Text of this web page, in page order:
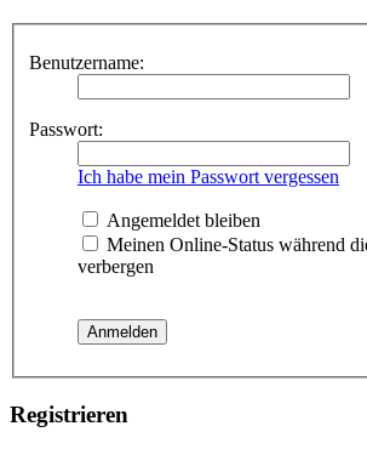
Benutzername:
Passwort:
Ich habe mein Passwort vergessen
Angemeldet bleiben
Meinen Online-Status während
verbergen
Registrieren